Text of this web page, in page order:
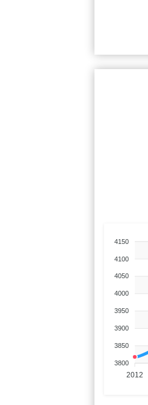
4150
4100
4050
4000
3950
3900
3850
3800
2012